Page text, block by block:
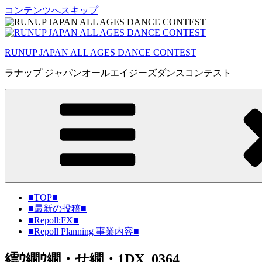
コンテンツへスキップ
RUNUP JAPAN ALL AGES DANCE CONTEST
ラナップ ジャパンオールエイジーズダンスコンテスト
■TOP■
■最新の投稿■
■Repoll:FX■
■Repoll Planning 事業内容■